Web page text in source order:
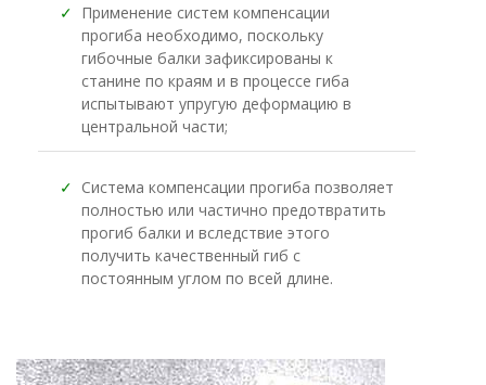
✓ Применение систем компенсации
прогиба необходимо, поскольку
гибочные балки зафиксированы к
станине по краям и в процессе гиба
испытывают упругую деформацию в
центральной части;
✓ Система компенсации прогиба позволяет
полностью или частично предотвратить
прогиб балки и вследствие этого
получить качественный гиб с
постоянным углом по всей длине.